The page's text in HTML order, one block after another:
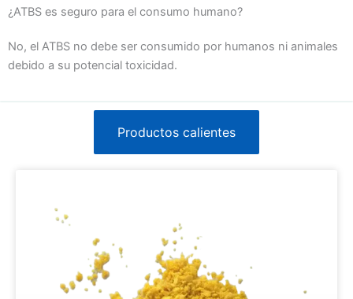
¿ATBS es seguro para el consumo humano?
No, el ATBS no debe ser consumido por humanos ni animales
debido a su potencial toxicidad.
Productos calientes